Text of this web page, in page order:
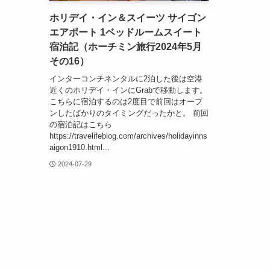
ホリデイ・イン＆スイーツ サイゴン
エアポート 1ベッドルームスイート
宿泊記（ホーチミン旅行2024年5月
その16）
インターコンチネンタルに2泊した後は空港
近くのホリデイ・インにGrabで移動します。
こちらに宿泊するのは2度目で前回はオープ
ンしたばかりのタイミングだったかと。 前回
の宿泊記はこちら
https://travelifeblog.com/archives/holidayinns
aigon1910.html...
2024-07-29